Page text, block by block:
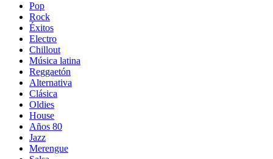
Pop
Rock
Éxitos
Electro
Chillout
Música latina
Reggaetón
Alternativa
Clásica
Oldies
House
Años 80
Jazz
Merengue